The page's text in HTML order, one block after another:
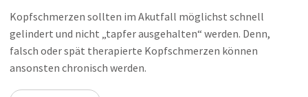
Kopfschmerzen sollten im Akutfall möglichst schnell
gelindert und nicht „tapfer ausgehalten“ werden. Denn,
falsch oder spät therapierte Kopfschmerzen können
ansonsten chronisch werden.